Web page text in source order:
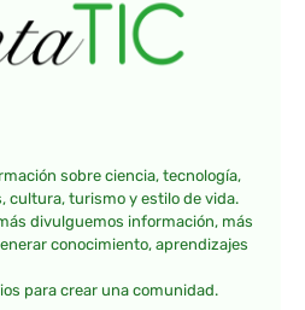
sobre ciencia, tecnología,
cultura, turismo y estilo de vida.
divulguemos información, más
conocimiento, aprendizajes
para crear una comunidad.